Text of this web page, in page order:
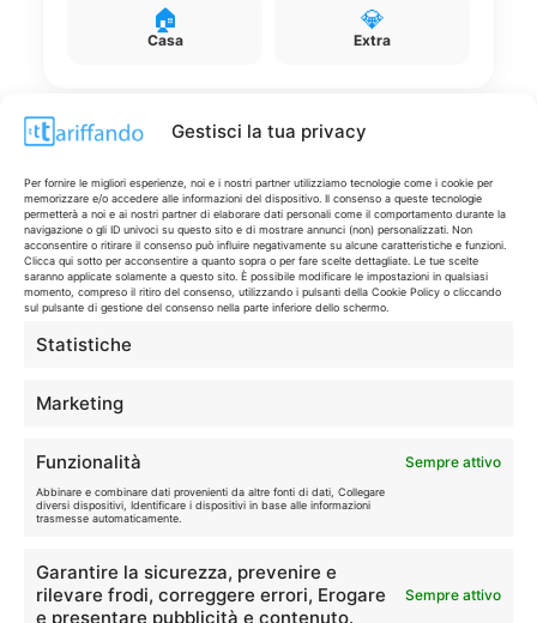
Gestisci la tua privacy
Per fornire le migliori esperienze, noi e i nostri partner utilizziamo tecnologie come i cookie per
memorizzare e/o accedere alle informazioni del dispositivo. Il consenso a queste tecnologie
permetterà a noi e ai nostri partner di elaborare dati personali come il comportamento durante la
navigazione o gli ID univoci su questo sito e di mostrare annunci (non) personalizzati. Non
acconsentire o ritirare il consenso può influire negativamente su alcune caratteristiche e funzioni.
Clicca qui sotto per acconsentire a quanto sopra o per fare scelte dettagliate. Le tue scelte
saranno applicate solamente a questo sito. È possibile modificare le impostazioni in qualsiasi
momento, compreso il ritiro del consenso, utilizzando i pulsanti della Cookie Policy o cliccando
sul pulsante di gestione del consenso nella parte inferiore dello schermo.
Statistiche
Marketing
Funzionalità Sempre attivo
Abbinare e combinare dati provenienti da altre fonti di dati, Collegare
diversi dispositivi, Identificare i dispositivi in base alle informazioni
trasmesse automaticamente.
Garantire la sicurezza, prevenire e
rilevare frodi, correggere errori, Erogare
e presentare pubblicità e contenuto.
Sempre attivo
🏠
Casa
💎
Extra
Disclaimer
I marchi citati appartengono ai rispettivi proprietari. Le offerte
segnalate possono subire variazioni: verifica sempre le condizioni
sui siti ufficiali.
Info
In qualità di Affiliato Amazon ed eBay, Tariffando riceve un
guadagno dagli acquisti idonei.